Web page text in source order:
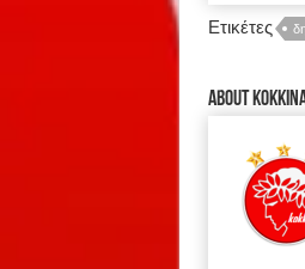
Ετικέτες
About